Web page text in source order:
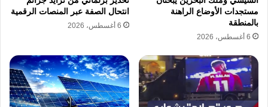
المصري أكد أن الهدف من زياراته للأكاديمية هو
الاطمئنان بنفسه على أحوال الطلاب ومتابعة
البرامج التعليمية التي تشهد تطويرًا مستمرًا،
مشيدًا بما يلمسه دائمًا من جدية والتزام بين
صفوف الدارسين، سواء من الكليات العسكرية
مستجدات الأوضاع الراهنة
بالمنطقة
6 أغسطس، 2026
انتحال الصفة عبر المنصات الرقمية
6 أغسطس، 2026